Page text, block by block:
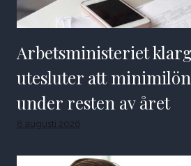
Arbetsministeriet
utesluter att
under resten av året
8 augusti 2026